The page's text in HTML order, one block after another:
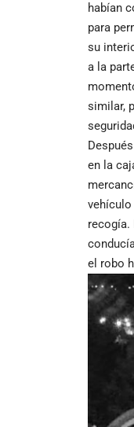
habían
para
su
a la
similar,
en la
recogía.
el robo